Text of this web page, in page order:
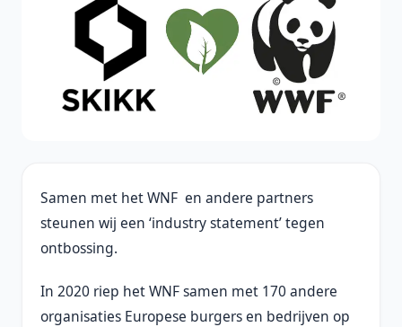
Samen met het WNF en andere partners
steunen wij een ‘industry statement’ tegen
ontbossing.
In 2020 riep het WNF samen met 170 andere
organisaties Europese burgers en bedrijven op